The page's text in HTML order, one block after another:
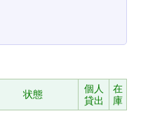
状態
個人
貸出
在
庫